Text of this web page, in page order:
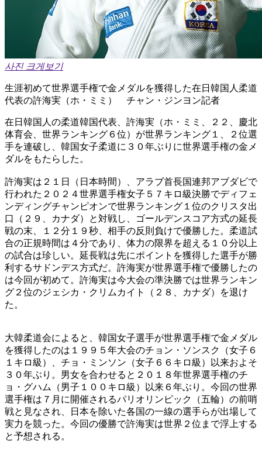
사진 크게보기
生涯初めて世界選手権で金メダルを獲得した在日韓国人柔道
代表の許海実（ホ・ミミ） チャン・ジンヨン記者
在日韓国人の柔道韓国代表、許海実（ホ・ミミ、２２、慶北
体育会、世界ランキング６位）が世界ランキング１、２位選
手を連破し、韓国女子柔道に３０年ぶりに世界選手権の金メ
ダルをもたらした。
許海実は２１日（日本時間）、アラブ首長国連邦アブダビで
行われた２０２４世界選手権女子５７キロ級決勝でディフェ
ンディングチャンピオンで世界ランキング１位のクリスタ出
口（２９、カナダ）と対戦し、ゴールデンスコア方式の延長
戦の末、１２分１９秒、相手の反則負けで優勝した。柔道試
合の正規時間は４分であり、体力の限界を超える１０分以上
の試合は珍しい。延長戦は先にポイントを獲得した選手が勝
利するサドンデス方式だ。許海実が世界選手権で優勝したの
は今回が初めて。許海実は今大会の準決勝では世界ランキン
グ２位のジェシカ・クリムカイト（２８、カナダ）を退け
た。
大韓柔道会によると、韓国女子選手が世界選手権で金メダル
を獲得したのは１９９５年大会のチョン・ソンスク（女子６
１キロ級）、チョ・ミンソン（女子６６キロ級）以来およそ
３０年ぶり。男女を合わせると２０１８年世界選手権のチ
ョ・グハム（男子１００キロ級）以来６年ぶり。今回の世界
選手権は７月に開催されるパリオリンピック（五輪）の前哨
戦と見なされ、日本を除いた各国の一線の選手らが出場して
実力を競った。今回の優勝で許海実は世界２位まで浮上する
と予想される。